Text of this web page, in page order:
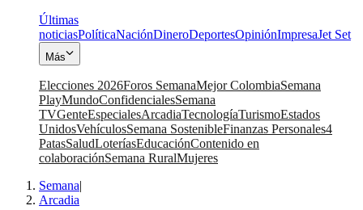
Últimas
noticiasPolíticaNaciónDineroDeportesOpiniónImpresaJet Set
Más
Elecciones 2026Foros SemanaMejor ColombiaSemana
PlayMundoConfidencialesSemana
TVGenteEspecialesArcadiaTecnologíaTurismoEstados
UnidosVehículosSemana SostenibleFinanzas Personales4
PatasSaludLoteríasEducaciónContenido en
colaboraciónSemana RuralMujeres
Semana|
Arcadia